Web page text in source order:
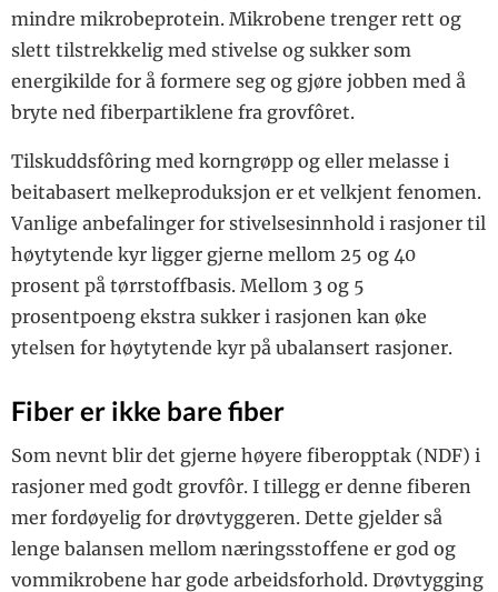
mindre mikrobeprotein. Mikrobene trenger rett og
slett tilstrekkelig med stivelse og sukker som
energikilde for å formere seg og gjøre jobben med å
bryte ned fiberpartiklene fra grovfôret.
Tilskuddsfôring med korngrøpp og eller melasse i
beitabasert melkeproduksjon er et velkjent fenomen.
Vanlige anbefalinger for stivelsesinnhold i rasjoner til
høytytende kyr ligger gjerne mellom 25 og 40
prosent på tørrstoffbasis. Mellom 3 og 5
prosentpoeng ekstra sukker i rasjonen kan øke
ytelsen for høytytende kyr på ubalansert rasjoner.
Fiber er ikke bare fiber
Som nevnt blir det gjerne høyere fiberopptak (NDF) i
rasjoner med godt grovfôr. I tillegg er denne fiberen
mer fordøyelig for drøvtyggeren. Dette gjelder så
lenge balansen mellom næringsstoffene er god og
vommikrobene har gode arbeidsforhold. Drøvtygging